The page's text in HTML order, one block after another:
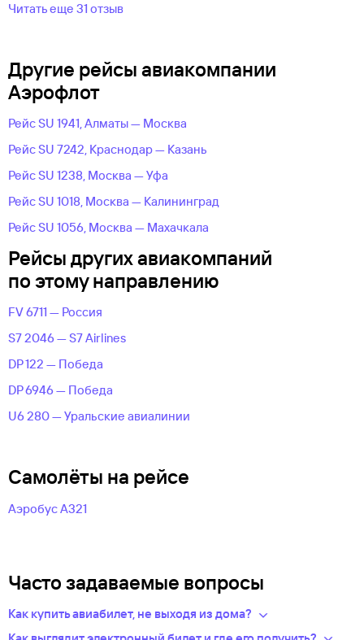
Читать еще 31 отзыв
Другие рейсы авиакомпании
Аэрофлот
Рейс SU 1941, Алматы — Москва
Рейс SU 7242, Краснодар — Казань
Рейс SU 1238, Москва — Уфа
Рейс SU 1018, Москва — Калининград
Рейс SU 1056, Москва — Махачкала
Рейсы других авиакомпаний
по этому направлению
FV 6711 — Россия
S7 2046 — S7 Airlines
DP 122 — Победа
DP 6946 — Победа
U6 280 — Уральские авиалинии
Самолёты на рейсе
Аэробус А321
Часто задаваемые вопросы
Как купить авиабилет, не выходя из дома?
Укажите в нужных полях маршрут, дату поездки и число